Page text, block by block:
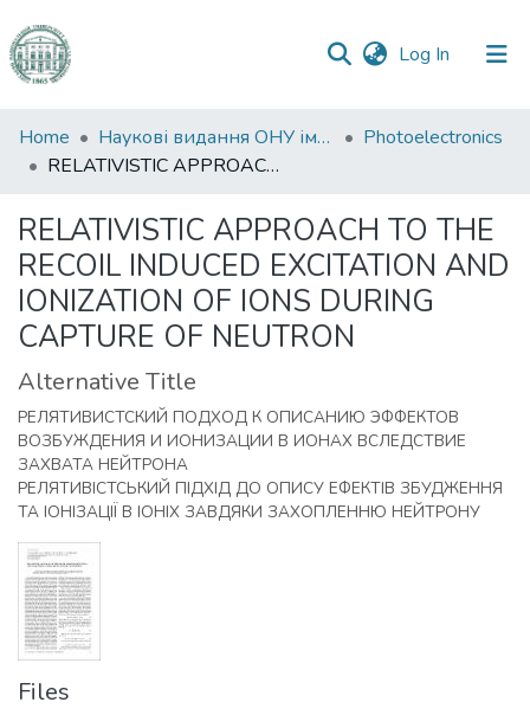
Log In (current)
Communities
&
All of DSpace
Statistics
Home Наукові видання ОНУ імені І. І. Мечникова
Photoelectronics
RELATIVISTIC APPROACH TO THE RECOIL INDUCED EXCITATION AND IONIZATION OF IONS DURING CAPTURE OF NEUTRON
RELATIVISTIC APPROACH TO THE
RECOIL INDUCED EXCITATION AND
IONIZATION OF IONS DURING
CAPTURE OF NEUTRON
Alternative Title
РЕЛЯТИВИСТСКИЙ ПОДХОД К ОПИСАНИЮ ЭФФЕКТОВ
ВОЗБУЖДЕНИЯ И ИОНИЗАЦИИ В ИОНАХ ВСЛЕДСТВИЕ
ЗАХВАТА НЕЙТРОНА
РЕЛЯТИВІСТСЬКИЙ ПІДХІД ДО ОПИСУ ЕФЕКТІВ ЗБУДЖЕННЯ
ТА ІОНІЗАЦІЇ В ІОНІХ ЗАВДЯКИ ЗАХОПЛЕННЮ НЕЙТРОНУ
Files